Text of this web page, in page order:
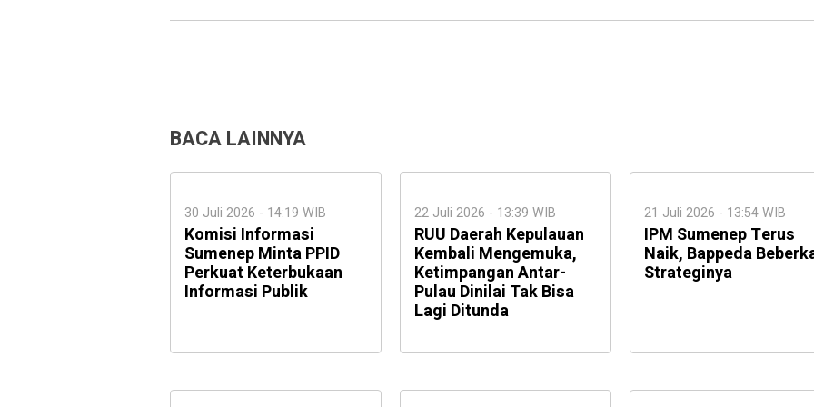
BACA LAINNYA
30 Juli 2026 - 14:19 WIB
Komisi Informasi
Sumenep Minta PPID
Perkuat Keterbukaan
Informasi Publik
22 Juli 2026 - 13:39 WIB
RUU Daerah Kepulauan
Kembali Mengemuka,
Ketimpangan Antar-
Pulau Dinilai Tak Bisa
Lagi Ditunda
21 Juli 2026 - 13:54 WIB
IPM Sumenep Terus
Naik, Bappeda
Strateginya